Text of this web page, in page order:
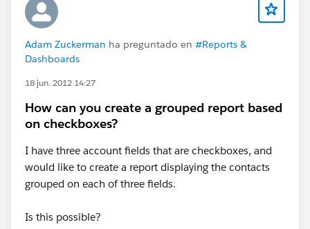
Adam Zuckerman ha preguntado en #Reports &
Dashboards
18 jun. 2012 14:27
How can you create a grouped report based
on checkboxes?
I have three account fields that are checkboxes, and
would like to create a report displaying the contacts
grouped on each of three fields.
Is this possible?